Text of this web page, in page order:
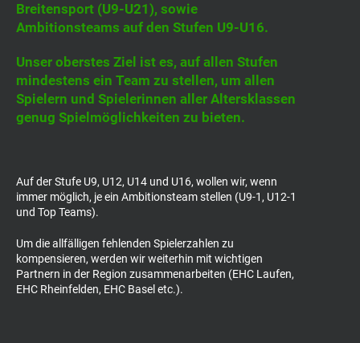
Breitensport (U9-U21), sowie
Ambitionsteams auf den Stufen U9-U16.
Unser oberstes Ziel ist es, auf allen Stufen
mindestens ein Team zu stellen, um allen
Spielern und Spielerinnen aller Altersklassen
genug Spielmöglichkeiten zu bieten.
Auf der Stufe U9, U12, U14 und U16, wollen wir, wenn
immer möglich, je ein Ambitionsteam stellen (U9-1, U12-1
und Top Teams).
Um die allfälligen fehlenden Spielerzahlen zu
kompensieren, werden wir weiterhin mit wichtigen
Partnern in der Region zusammenarbeiten (EHC Laufen,
EHC Rheinfelden, EHC Basel etc.).